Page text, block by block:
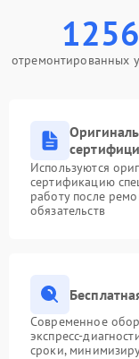
1256
отремонтированных
Используются
сертификацию
работу после
обязательств
Современное
экспресс-
сроки,